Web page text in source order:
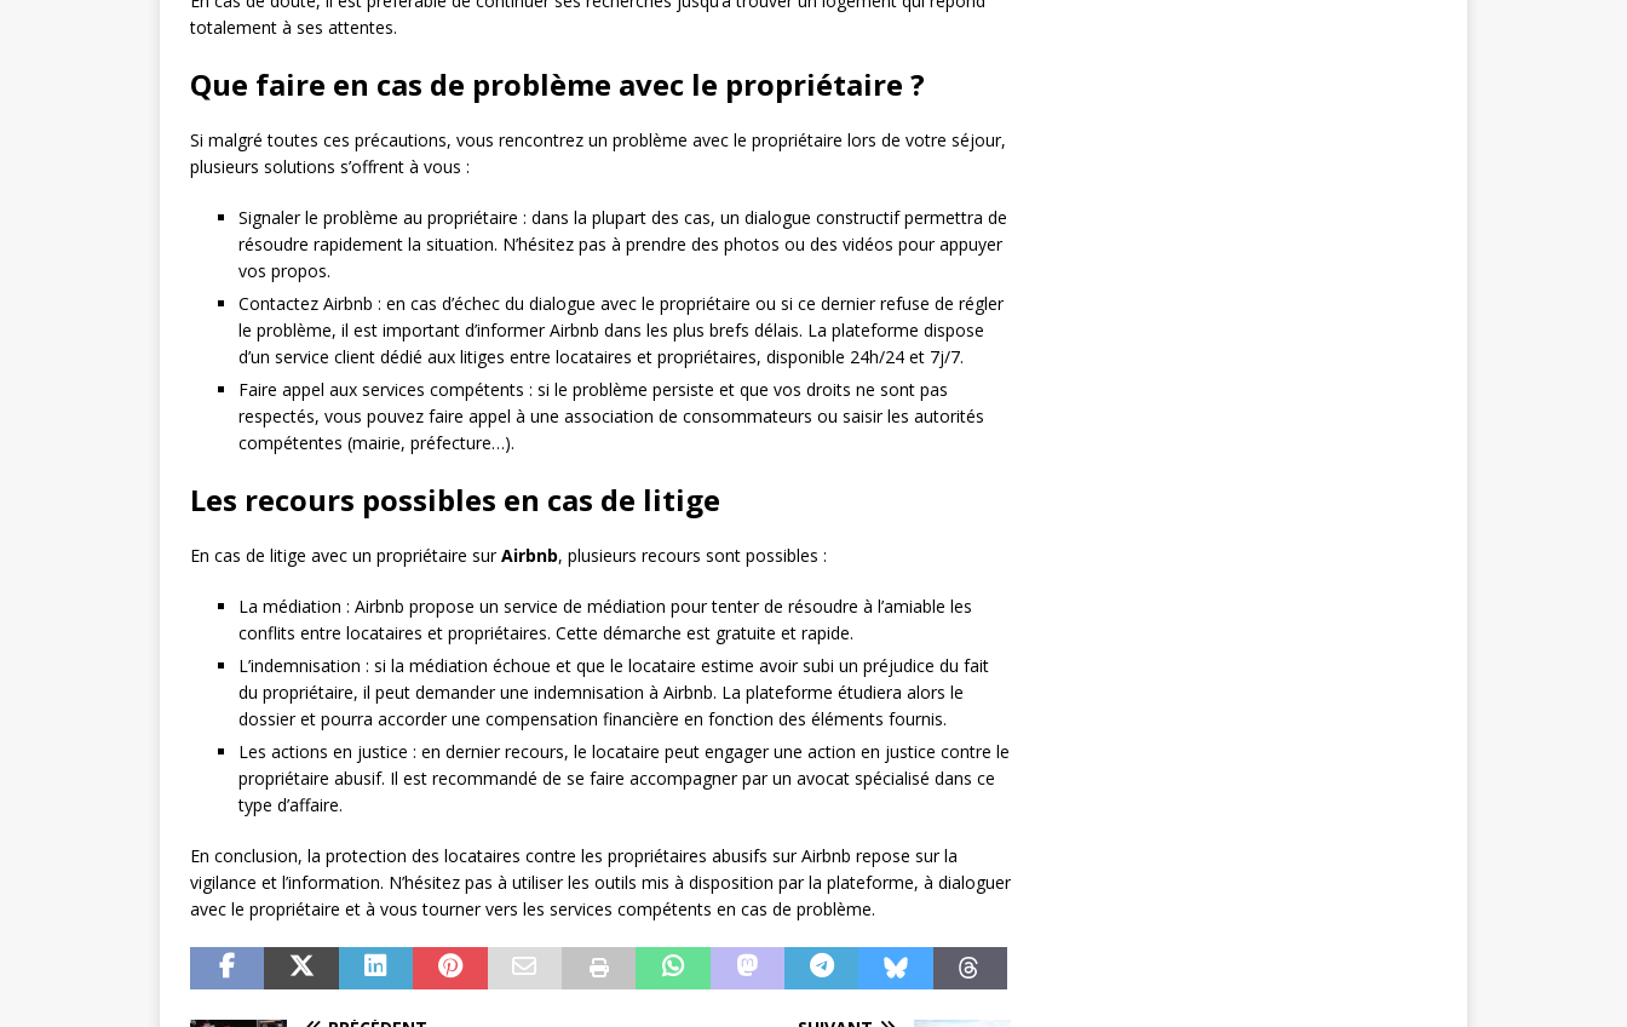
totalement à ses attentes.
Que faire en cas de problème avec le propriétaire ?
Si malgré toutes ces précautions, vous rencontrez un problème avec le propriétaire lors de votre séjour,
plusieurs solutions s’offrent à vous :
Signaler le problème au propriétaire : dans la plupart des cas, un dialogue constructif permettra de
résoudre rapidement la situation. N’hésitez pas à prendre des photos ou des vidéos pour appuyer
vos propos.
Contactez Airbnb : en cas d’échec du dialogue avec le propriétaire ou si ce dernier refuse de régler
le problème, il est important d’informer Airbnb dans les plus brefs délais. La plateforme dispose
d’un service client dédié aux litiges entre locataires et propriétaires, disponible 24h/24 et 7j/7.
Faire appel aux services compétents : si le problème persiste et que vos droits ne sont pas
respectés, vous pouvez faire appel à une association de consommateurs ou saisir les autorités
compétentes (mairie, préfecture…).
Les recours possibles en cas de litige
En cas de litige avec un propriétaire surAirbnb, plusieurs recours sont possibles :
La médiation : Airbnb propose un service de médiation pour tenter de résoudre à l’amiable les
conflits entre locataires et propriétaires. Cette démarche est gratuite et rapide.
L’indemnisation : si la médiation échoue et que le locataire estime avoir subi un préjudice du fait
du propriétaire, il peut demander une indemnisation à Airbnb. La plateforme étudiera alors le
dossier et pourra accorder une compensation financière en fonction des éléments fournis.
Les actions en justice : en dernier recours, le locataire peut engager une action en justice contre le
propriétaire abusif. Il est recommandé de se faire accompagner par un avocat spécialisé dans ce
type d’affaire.
En conclusion, la protection des locataires contre les propriétaires abusifs sur Airbnb repose sur la
vigilance et l’information. N’hésitez pas à utiliser les outils mis à disposition par la plateforme, à dialoguer
avec le propriétaire et à vous tourner vers les services compétents en cas de problème.